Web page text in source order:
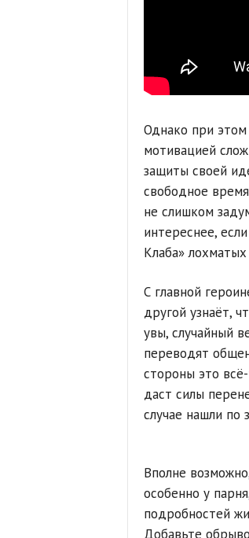
Однако при этом
мотивацией
защиты своей
свободное
не слишком
интереснее,
Клаба»
С главной
другой узнаёт,
увы, случайный
переводят
стороны это
даст силы
случае нашли по
Вполне
особенно у
подробностей
Добавьте